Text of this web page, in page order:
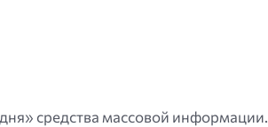
средства массовой информации.